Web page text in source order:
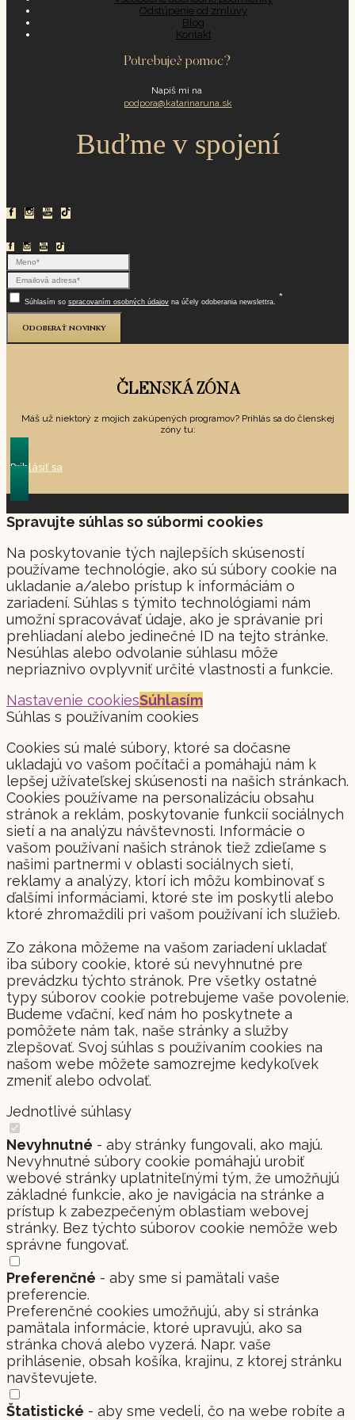
Odstúpenie od zmluvy
Blog
Kontakt
Potrebuješ pomoc?
Napíš mi na
podpora@katarinaruna.sk
Buďme v spojení
Súhlasím so spracovaním osobných údajov na účely odoberania newslettra. *
Odoberať novinky
ČLENSKÁ ZÓNA
Máš už niektorý z mojich zakúpených programov? Prihlás sa do členskej
zóny tu:
Prihlásiť sa
Spravujte súhlas so súbormi cookies
Na poskytovanie tých najlepších skúseností
používame technológie, ako sú súbory cookie na
ukladanie a/alebo prístup k informáciám o
zariadení. Súhlas s týmito technológiami nám
umožní spracovávať údaje, ako je správanie pri
prehliadaní alebo jedinečné ID na tejto stránke.
Nesúhlas alebo odvolanie súhlasu môže
nepriaznivo ovplyvniť určité vlastnosti a funkcie.
Nastavenie cookiesSúhlasím
Súhlas s používaním cookies
Cookies sú malé súbory, ktoré sa dočasne
ukladajú vo vašom počítači a pomáhajú nám k
lepšej užívateľskej skúsenosti na našich stránkach.
Cookies používame na personalizáciu obsahu
stránok a reklám, poskytovanie funkcií sociálnych
sietí a na analýzu návštevnosti. Informácie o
vašom používaní našich stránok tiež zdieľame s
našimi partnermi v oblasti sociálnych sietí,
reklamy a analýzy, ktorí ich môžu kombinovať s
ďalšími informáciami, ktoré ste im poskytli alebo
ktoré zhromaždili pri vašom používaní ich služieb.
Zo zákona môžeme na vašom zariadení ukladať
iba súbory cookie, ktoré sú nevyhnutné pre
prevádzku týchto stránok. Pre všetky ostatné
typy súborov cookie potrebujeme vaše povolenie.
Budeme vďační, keď nám ho poskytnete a
pomôžete nám tak, naše stránky a služby
zlepšovať. Svoj súhlas s používaním cookies na
našom webe môžete samozrejme kedykoľvek
zmeniť alebo odvolať.
Jednotlivé súhlasy
Nevyhnutné - aby stránky fungovali, ako majú.
Nevyhnutné súbory cookie pomáhajú urobiť
webové stránky uplatniteľnými tým, že umožňujú
základné funkcie, ako je navigácia na stránke a
prístup k zabezpečeným oblastiam webovej
stránky. Bez týchto súborov cookie nemôže web
správne fungovať.
Preferenčné - aby sme si pamätali vaše
preferencie.
Preferenčné cookies umožňujú, aby si stránka
pamätala informácie, ktoré upravujú, ako sa
stránka chová alebo vyzerá. Napr. vaše
prihlásenie, obsah košíka, krajinu, z ktorej stránku
navštevujete.
Štatistické - aby sme vedeli, čo na webe robíte a